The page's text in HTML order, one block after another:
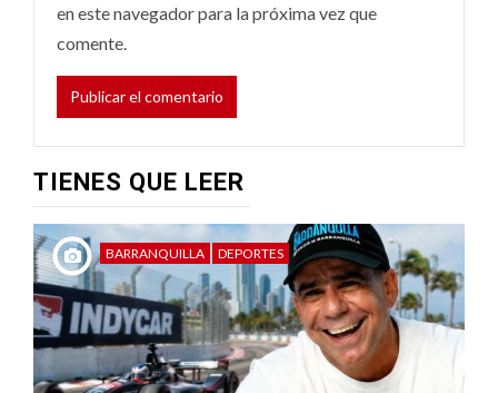
en este navegador para la próxima vez que
comente.
TIENES QUE LEER
BARRANQUILLA DEPORTES